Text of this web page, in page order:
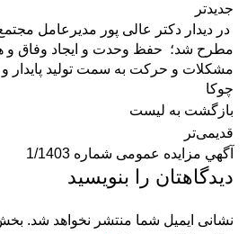
جدیدتر
در دیدار دکتر عالی پور مدیرعامل
مطرح شد؛ حفظ وحدت و ایجاد وفاق و
مشکلات و حرکت به سمت تولید پایدار
چوکا
بازگشت به لیست
قدیمی‌تر
آگهي مزایده عمومی شماره 1/1403
دیدگاهتان را بنویسید
نشانی ایمیل شما منتشر نخواهد شد.